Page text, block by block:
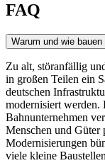
FAQ
Warum und wie bauen
Zu alt, störanfällig
in großen Teilen ein
deutschen
modernisiert
Bahnunternehmen
Menschen und
Modernisierungen
viele kleine